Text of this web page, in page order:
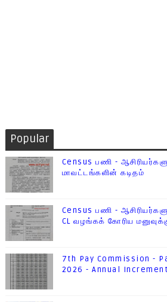
Popular
Census பணி -
மாவட்டங்களின் கடிதம்
Census பணி -
CL வழங்கக் கோரிய
7th Pay Commission -
2026 - Annual